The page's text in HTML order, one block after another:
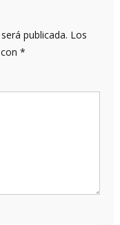
publicada. Los
*